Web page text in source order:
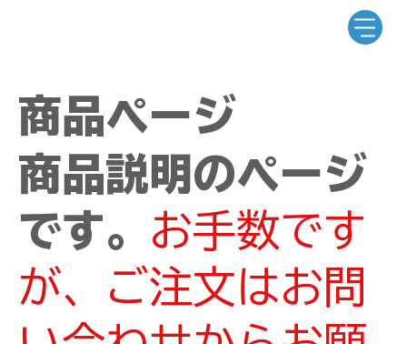
商品ページ
商品説明のページ
です。 お手数です
が、ご注文はお問